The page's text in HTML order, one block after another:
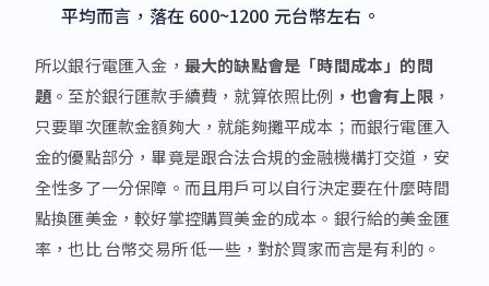
平均而言，落在 600~1200 元台幣左右。
所以銀行電匯入金， 最大的缺點會是「時間成本」的問
題 。至於銀行匯款手續費，就算依照比例 ，也會有上限，
只要單次匯款金額夠大，就能夠攤平成本；而銀行電匯入
金的優點部分，畢竟是跟合法合規的金融機構打交道，安
全性多了一分保障。而且用戶可以自行決定要在什麼時間
點換匯美金，較好掌控購買美金的成本。銀行給的美金匯
率，也比 台幣交易所 低一些，對於買家而言是有利的。